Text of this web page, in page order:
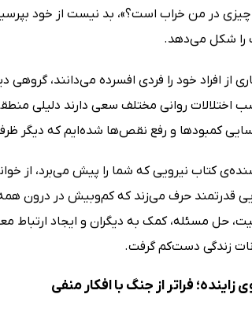
در من خراب است؟»، بد نیست از خود
را شکل می‌دهد.
از افراد خود را فردی افسرده می‌دانند،
اختلالات روانی مختلف سعی دارند دلیلی
کمبودها و رفع نقص‌ها شده‌ایم که دیگر
کتاب نیرویی که شما را پیش می‌برد، از
قدرتمند حرف می‌زند که کم‌وبیش در درون
حل مسئله، کمک به دیگران و ایجاد ارتباط
زندگی دست‌کم گرفت.
زاینده؛ فراتر از جنگ با افکار منفی